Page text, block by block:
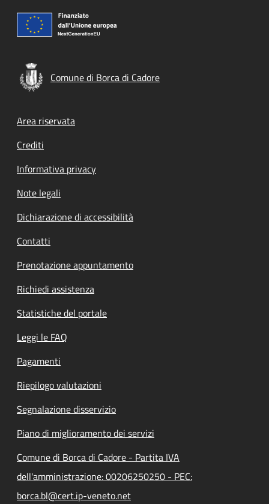
Comune di Borca di Cadore
Footer menu
Area riservata
Crediti
Informativa privacy
Note legali
Dichiarazione di accessibilità
Contatti
Prenotazione appuntamento
Richiedi assistenza
Statistiche del portale
Leggi le FAQ
Pagamenti
Riepilogo valutazioni
Segnalazione disservizio
Piano di miglioramento dei servizi
Comune di Borca di Cadore - Partita IVA
dell'amministrazione: 00206250250 - PEC:
borca.bl@cert.ip-veneto.net